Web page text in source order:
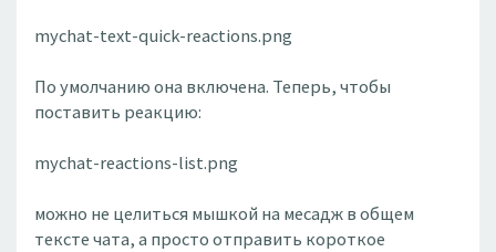
mychat-text-quick-reactions.png
По умолчанию она включена. Теперь, чтобы
поставить реакцию:
mychat-reactions-list.png
можно не целиться мышкой на месадж в общем
тексте чата, а просто отправить короткое